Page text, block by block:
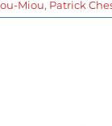
Miou, Patrick